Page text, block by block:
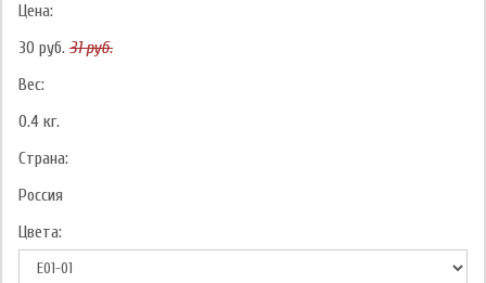
Цена:
30 руб. 31руб.
Вес:
0.4 кг.
Страна:
Россия
Цвета: